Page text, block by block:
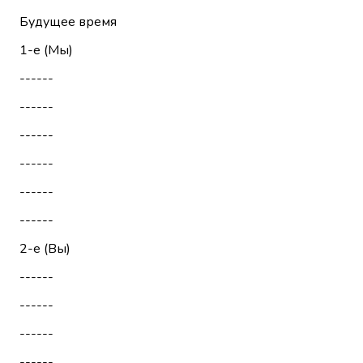
Будущее время
1-е (Мы)
------
------
------
------
------
------
2-е (Вы)
------
------
------